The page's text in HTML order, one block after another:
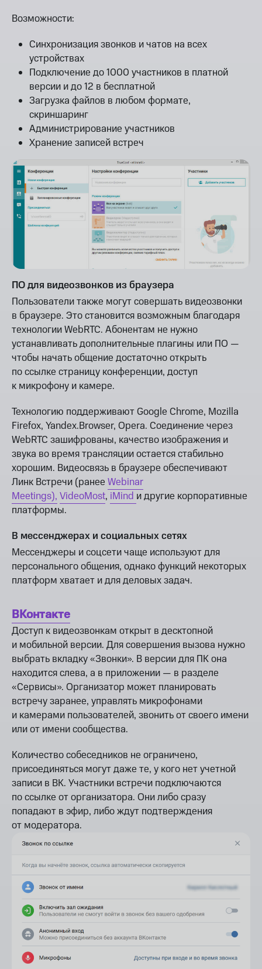
Возможности:
Синхронизация звонков и чатов на всех
устройствах
Подключение до 1000 участников в платной
версии и до 12 в бесплатной
Загрузка файлов в любом формате,
скриншаринг
Администрирование участников
Хранение записей встреч
ПО для видеозвонков из браузера
Пользователи также могут совершать видеозвонки
в браузере. Это становится возможным благодаря
технологии WebRTC. Абонентам не нужно
устанавливать дополнительные плагины или ПО —
чтобы начать общение достаточно открыть
по ссылке страницу конференции, доступ
к микрофону и камере.
Технологию поддерживают Google Chrome, Mozilla
Firefox, Yandex.Browser, Opera. Соединение через
WebRTC зашифрованы, качество изображения и
звука во время трансляции остается стабильно
хорошим. Видеосвязь в браузере обеспечивают
Линк Встречи (ранее Webinar
Meetings), VideoMost, iMind и другие корпоративные
платформы.
В мессенджерах и социальных сетях
Мессенджеры и соцсети чаще используют для
персонального общения, однако функций некоторых
платформ хватает и для деловых задач.
ВКонтакте
Доступ к видеозвонкам открыт в десктопной
и мобильной версии. Для совершения вызова нужно
выбрать вкладку «Звонки». В версии для ПК она
находится слева, а в приложении — в разделе
«Сервисы». Организатор может планировать
встречу заранее, управлять микрофонами
и камерами пользователей, звонить от своего имени
или от имени сообщества.
Количество собеседников не ограничено,
присоединяться могут даже те, у кого нет учетной
записи в ВК. Участники встречи подключаются
по ссылке от организатора. Они либо сразу
попадают в эфир, либо ждут подтверждения
от модератора.